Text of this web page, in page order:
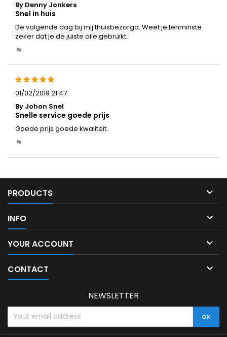
By Denny Jonkers
Snel in huis
De volgende dag bij mij thuisbezorgd. Weet je tenminste
zeker dat je de juiste olie gebruikt.
01/02/2019 21:47
By Johon Snel
Snelle service goede prijs
Goede prijs goede kwaliteit.
PRODUCTS 
INFO 
YOUR ACCOUNT 
CONTACT 
NEWSLETTER